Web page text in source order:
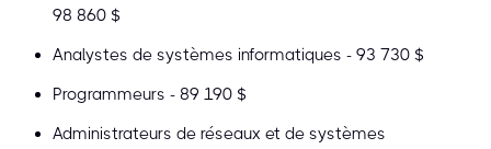
98 860 $
Analystes de systèmes informatiques - 93 730 $
Programmeurs - 89 190 $
Administrateurs de réseaux et de systèmes